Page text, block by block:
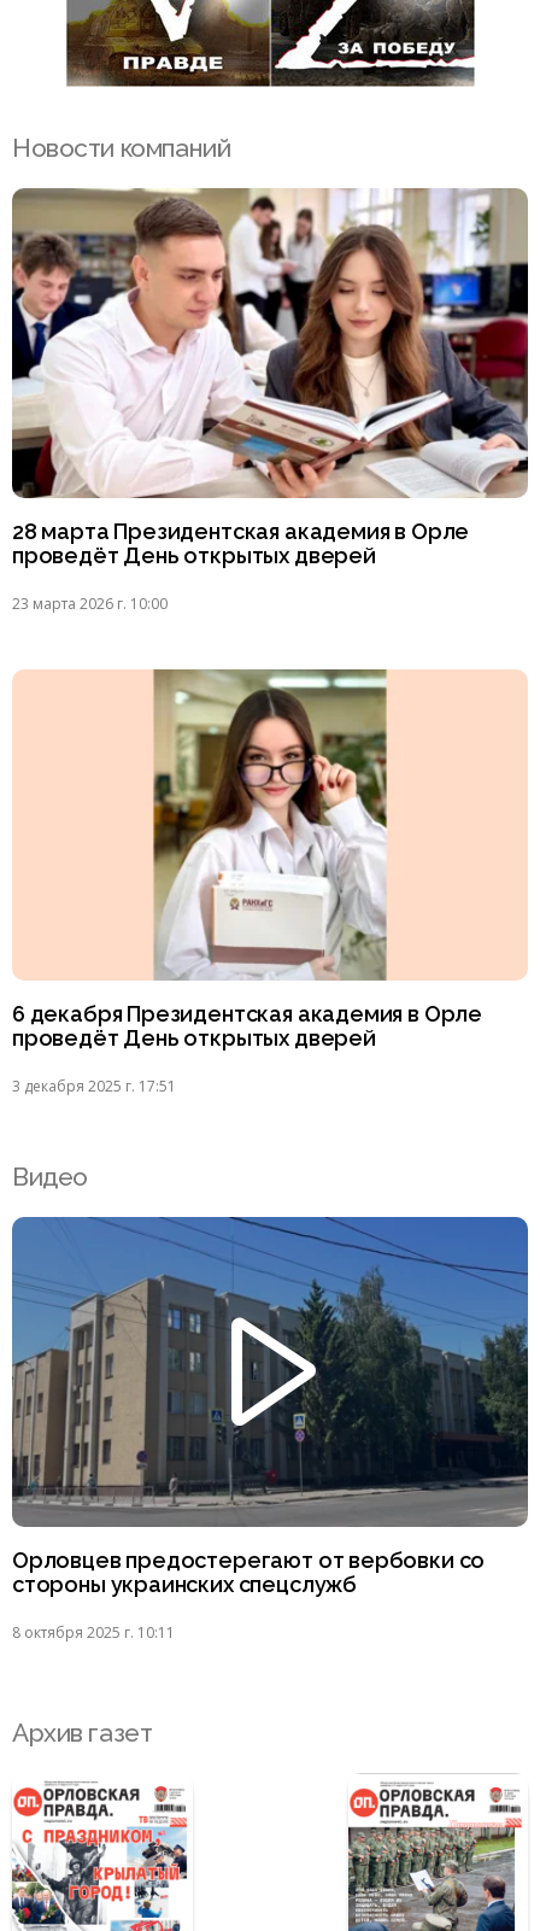
Новости компаний
28 марта Президентская академия в Орле
проведёт День открытых дверей
23 марта 2026 г. 10:00
6 декабря Президентская академия в Орле
проведёт День открытых дверей
3 декабря 2025 г. 17:51
Видео
Орловцев предостерегают от вербовки со
стороны украинских спецслужб
8 октября 2025 г. 10:11
Архив газет